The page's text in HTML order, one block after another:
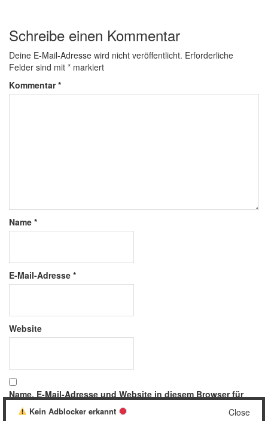
Schreibe einen Kommentar
Deine E-Mail-Adresse wird nicht veröffentlicht. Erforderliche
Felder sind mit * markiert
Kommentar*
Name *
E-Mail-Adresse *
Website
Name, E-Mail-Adresse und Website in diesem Browser für
meinen nächsten Kommentar speichern.
Close
Kein Adblocker erkannt